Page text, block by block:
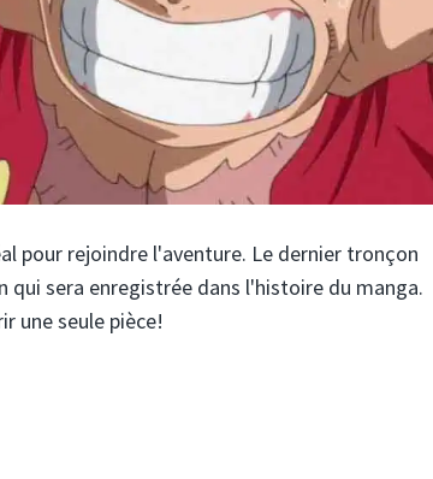
pour rejoindre l'aventure. Le dernier tronçon
sera enregistrée dans l'histoire du manga.
une seule pièce!